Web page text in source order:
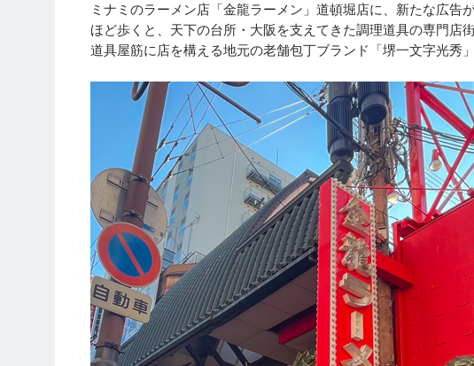
ミナミのラーメン店「金龍ラーメン」道頓堀店に、新たな広
ほど歩くと、天下の台所・大阪を支えてきた調理道具の専門店
道具屋筋に店を構える地元の老舗包丁ブランド「堺一文字光秀」